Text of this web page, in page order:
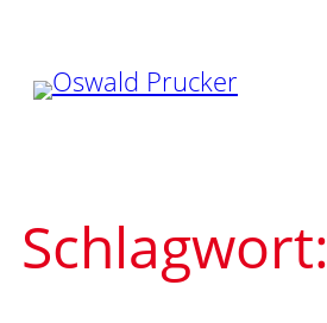
Inhalt
springen
Schlagwort: